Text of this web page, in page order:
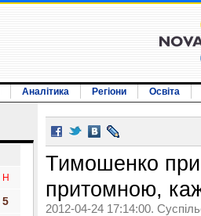
Аналітика Регіони Освіта
Н
5
Тимошенко
притомною,
2012-04-24 17:14:00.